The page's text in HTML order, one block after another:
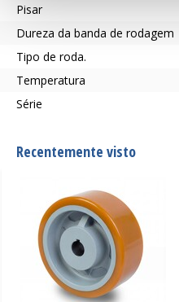
Pisar
Dureza da banda de rodagem
Tipo de roda.
Temperatura
Série
Recentemente visto